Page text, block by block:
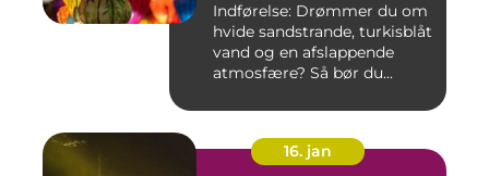
Indførelse: Drømmer du om
hvide sandstrande, turkisblåt
vand og en afslappende
atmosfære? Så bør du...
16. jan